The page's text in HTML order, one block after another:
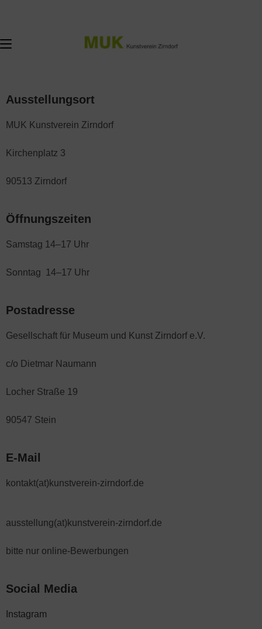
Ausstellungsort
MUK Kunstverein Zirndorf
Kirchenplatz 3
90513 Zirndorf
Öffnungszeiten
Samstag 14–17 Uhr
Sonntag 14–17 Uhr
Postadresse
Gesellschaft für Museum und Kunst Zirndorf e.V.
c/o Dietmar Naumann
Locher Straße 19
90547 Stein
E-Mail
kontakt(at)kunstverein-zirndorf.de
ausstellung(at)kunstverein-zirndorf.de
bitte nur online-Bewerbungen
Social Media
Instagram